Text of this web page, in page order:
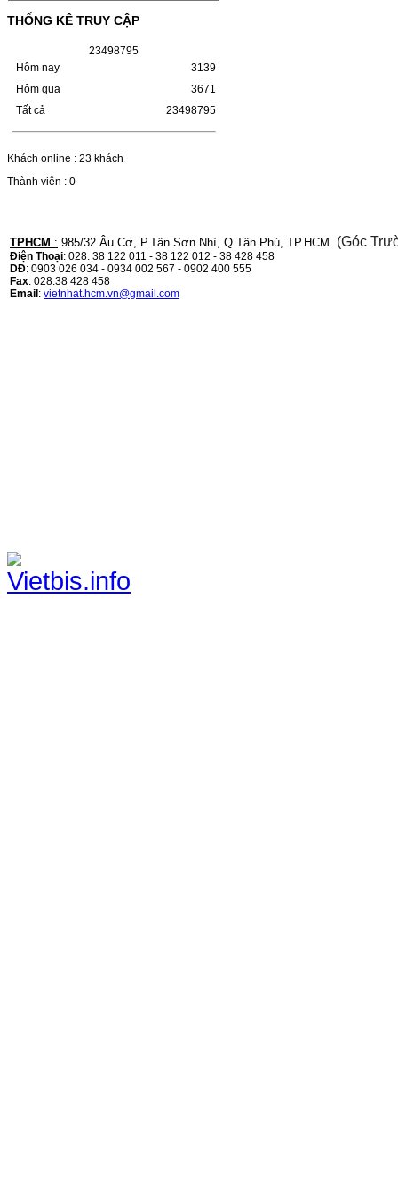
Hộp mực Canon CRG-070– Loại mực: Mực
in laser trắng đenSỬ DỤNG CHO MÁY IN:–
Canon i-SENSYS…
Giá : 799.000VND
Chọn mua
HỘP MỰC TK-1158 CHO
MÁY IN KYOCERA
M2135DN/M2635DN
mực: Mực in laser trắng đenSỬ DỤNG CHO
MÁY IN:- Kyocera Ecosys
M2135dn/M2635dn/M2735dw/P2235dn/P2235dw-
Mặt hàng…
Giá : 799.000VND
THỐNG KÊ TRUY CẬP
23498795
Hôm nay
Hôm qua
Tất cả
3139
3671
23498795
Khách online : 23 khách
Thành viên : 0
TPHCM : 985/32 Âu Cơ, P.Tân Sơn Nhì, Q.Tân Phú, TP.HCM. (Góc
Điện Thoại: 028. 38 122 011 - 38 122 012 - 38 428 458
DĐ: 0903 026 034 - 0934 002 567 - 0902 400 555
Fax: 028.38 428 458
Email: vietnhat.hcm.vn@gmail.com